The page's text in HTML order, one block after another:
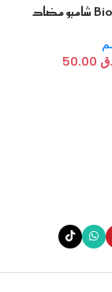
Bioxcin Klasik شامبو مضاد